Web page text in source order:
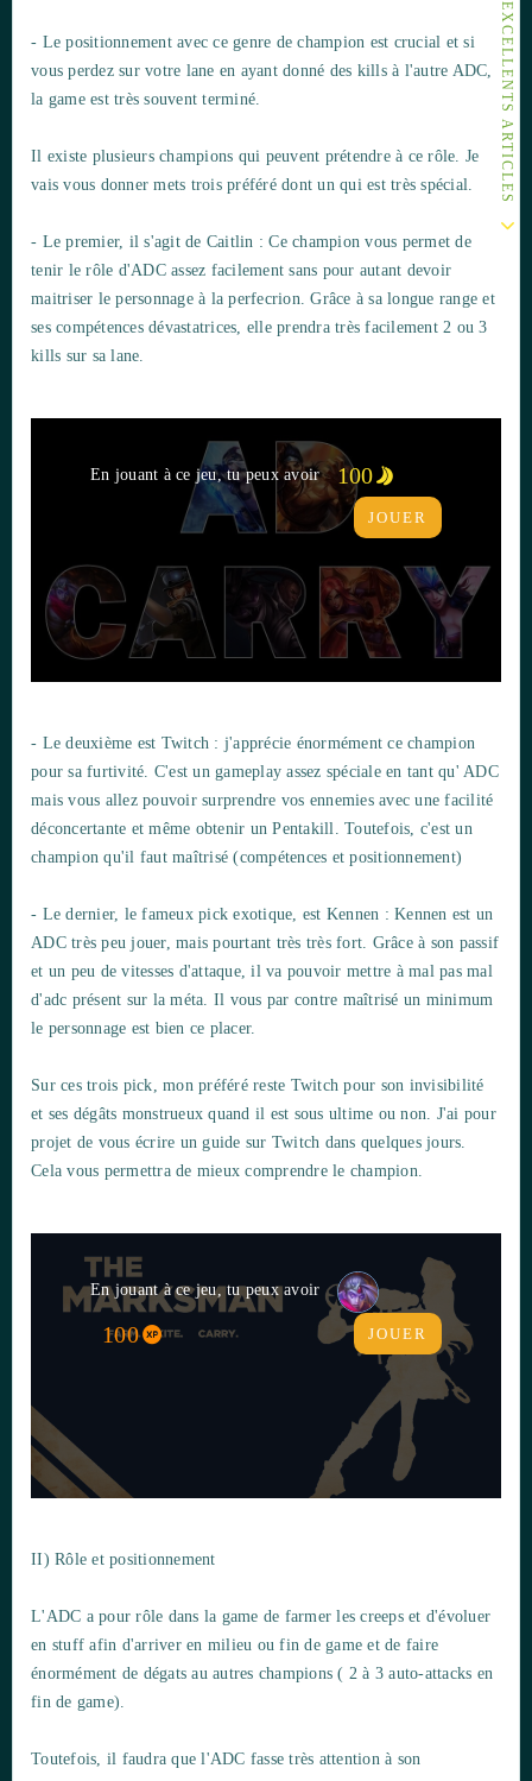
EXCELLENTS ARTICLES
- Le positionnement avec ce genre de champion est crucial et si
vous perdez sur votre lane en ayant donné des kills à l'autre ADC,
la game est très souvent terminé.
Il existe plusieurs champions qui peuvent prétendre à ce rôle. Je
vais vous donner mets trois préféré dont un qui est très spécial.
- Le premier, il s'agit de Caitlin : Ce champion vous permet de
tenir le rôle d'ADC assez facilement sans pour autant devoir
maitriser le personnage à la perfecrion. Grâce à sa longue range et
ses compétences dévastatrices, elle prendra très facilement 2 ou 3
kills sur sa lane.
En jouant à ce jeu, tu peux avoir 100
JOUER
- Le deuxième est Twitch : j'apprécie énormément ce champion
pour sa furtivité. C'est un gameplay assez spéciale en tant qu' ADC
mais vous allez pouvoir surprendre vos ennemies avec une facilité
déconcertante et même obtenir un Pentakill. Toutefois, c'est un
champion qu'il faut maîtrisé (compétences et positionnement)
- Le dernier, le fameux pick exotique, est Kennen : Kennen est un
ADC très peu jouer, mais pourtant très très fort. Grâce à son passif
et un peu de vitesses d'attaque, il va pouvoir mettre à mal pas mal
d'adc présent sur la méta. Il vous par contre maîtrisé un minimum
le personnage est bien ce placer.
Sur ces trois pick, mon préféré reste Twitch pour son invisibilité
et ses dégâts monstrueux quand il est sous ultime ou non. J'ai pour
projet de vous écrire un guide sur Twitch dans quelques jours.
Cela vous permettra de mieux comprendre le champion.
En jouant à ce jeu, tu peux avoir
100 JOUER
II) Rôle et positionnement
L'ADC a pour rôle dans la game de farmer les creeps et d'évoluer
en stuff afin d'arriver en milieu ou fin de game et de faire
énormément de dégats au autres champions ( 2 à 3 auto-attacks en
fin de game).
Toutefois, il faudra que l'ADC fasse très attention à son